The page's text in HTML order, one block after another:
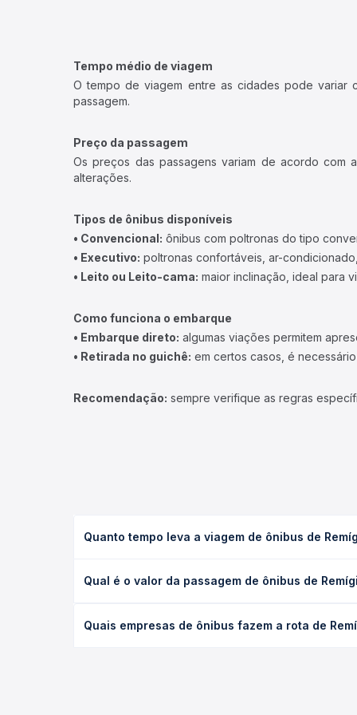
Tempo médio de viagem
O tempo de viagem entre as cidades pode variar
passagem.
Preço da passagem
Os preços das passagens variam de acordo com
alterações.
Tipos de ônibus disponíveis
• Convencional: ônibus com poltronas do tipo
• Executivo: poltronas confortáveis, ar-
• Leito ou Leito-cama: maior inclinação, ideal para
Como funciona o embarque
• Embarque direto: algumas viações permitem
• Retirada no guichê: em certos casos, é
Recomendação: sempre verifique as regras
Quanto tempo leva a viagem de ônibus de
condições de tráfego. Na Quero Passagem você
Qual é o valor da passagem de ônibus de
antecedência da compra. Na Quero Passagem
Quais empresas de ônibus fazem a rota de